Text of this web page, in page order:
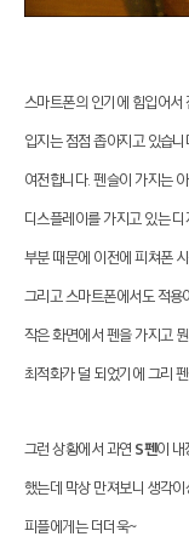
스마트폰의 인기에 힘입어서
입지는 점점 좁아지고 있습
여전합니다. 펜슬이 가지는
디스플레이를 가지고 있는
부분 때문에 이전에 피쳐폰
그리고 스마트폰에서도 적용
작은 화면에서 펜을 가지고
최적화가 덜 되었기에 그리
그런 상황에서 과연 S펜이 내
했는데 막상 만져보니 생각
피플에게는 더더욱~